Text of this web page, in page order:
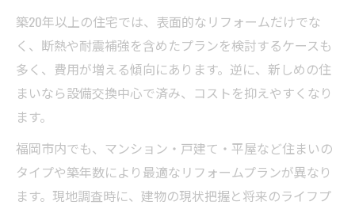
比較
費用内訳を理解して賢く選ぶリフォームプ
ラン
福岡市で費用を抑えるリフォーム事例紹介
築20年以上の住宅では、表面的なリフォームだけでな
く、断熱や耐震補強を含めたプランを検討するケースも
多く、費用が増える傾向にあります。逆に、新しめの住
まいなら設備交換中心で済み、コストを抑えやすくなり
ます。
福岡市内でも、マンション・戸建て・平屋など住まいの
タイプや築年数により最適なリフォームプランが異なり
ます。現地調査時に、建物の現状把握と将来のライフプ